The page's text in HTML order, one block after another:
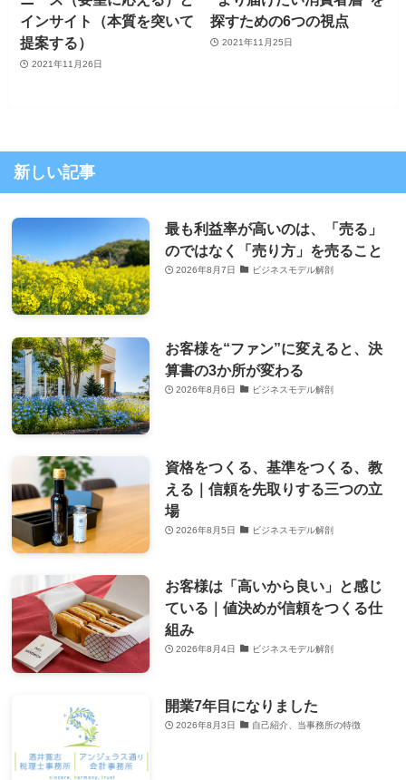
インサイト（本質を突いて
提案する）
2021年11月26日
探すための6つの視点
2021年11月25日
新しい記事
最も利益率が高いのは、「売る」
のではなく「売り方」を売ること
2026年8月7日 ビジネスモデル解剖
お客様を“ファン”に変えると、決
算書の3か所が変わる
2026年8月6日 ビジネスモデル解剖
資格をつくる、基準をつくる、教
える｜信頼を先取りする三つの立
場
2026年8月5日 ビジネスモデル解剖
お客様は「高いから良い」と感じ
ている｜値決めが信頼をつくる仕
組み
2026年8月4日 ビジネスモデル解剖
開業7年目になりました
2026年8月3日 自己紹介、当事務所の特徴